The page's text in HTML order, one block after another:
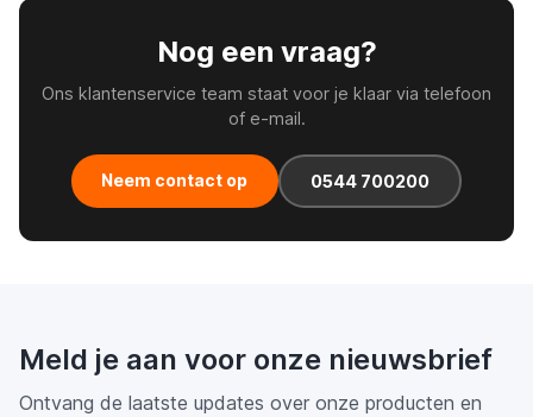
Nog een vraag?
Ons klantenservice team staat voor je klaar via telefoon
of e-mail.
Neem contact op 0544 700200
Meld je aan voor onze nieuwsbrief
Ontvang de laatste updates over onze producten en